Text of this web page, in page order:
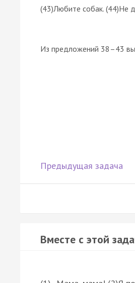
(43)Любите собак. (44)Не
Из предложений 38–43
Предыдущая задача
Вместе с этой